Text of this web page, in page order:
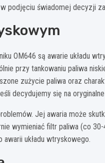
podjęciu świadomej decyzji
OM646 są awarie układu
przy tankowaniu paliwa
zużycie paliwa oraz
decydujemy się na
Jej awaria może
wymieniać filtr paliwa (co
układu wtryskowego.